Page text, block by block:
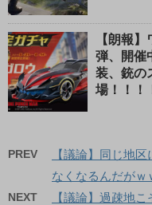
【朗報
弾、開催
装、銃の
場！！！
PREV
【議論】同じ地
なくなるんだがｗ
NEXT
【議論】過疎地